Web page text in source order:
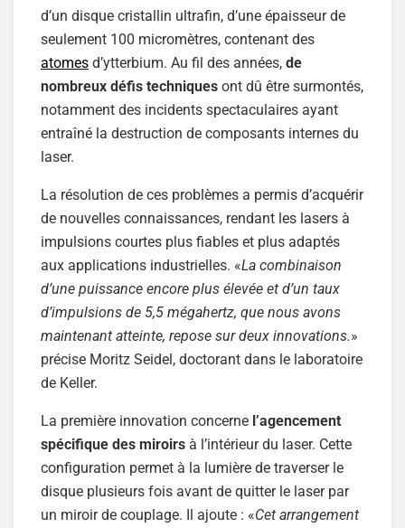
d’un disque cristallin ultrafin, d’une épaisseur de
seulement 100 micromètres, contenant des
atomes d’ytterbium. Au fil des années, de
nombreux défis techniques ont dû être surmontés,
notamment des incidents spectaculaires ayant
entraîné la destruction de composants internes du
laser.
La résolution de ces problèmes a permis d’acquérir
de nouvelles connaissances, rendant les lasers à
impulsions courtes plus fiables et plus adaptés
aux applications industrielles. «La combinaison
d’une puissance encore plus élevée et d’un taux
d’impulsions de 5,5 mégahertz, que nous avons
maintenant atteinte, repose sur deux innovations.»
précise Moritz Seidel, doctorant dans le laboratoire
de Keller.
La première innovation concerne l’agencement
spécifique des miroirs à l’intérieur du laser. Cette
configuration permet à la lumière de traverser le
disque plusieurs fois avant de quitter le laser par
un miroir de couplage. Il ajoute : «Cet arrangement